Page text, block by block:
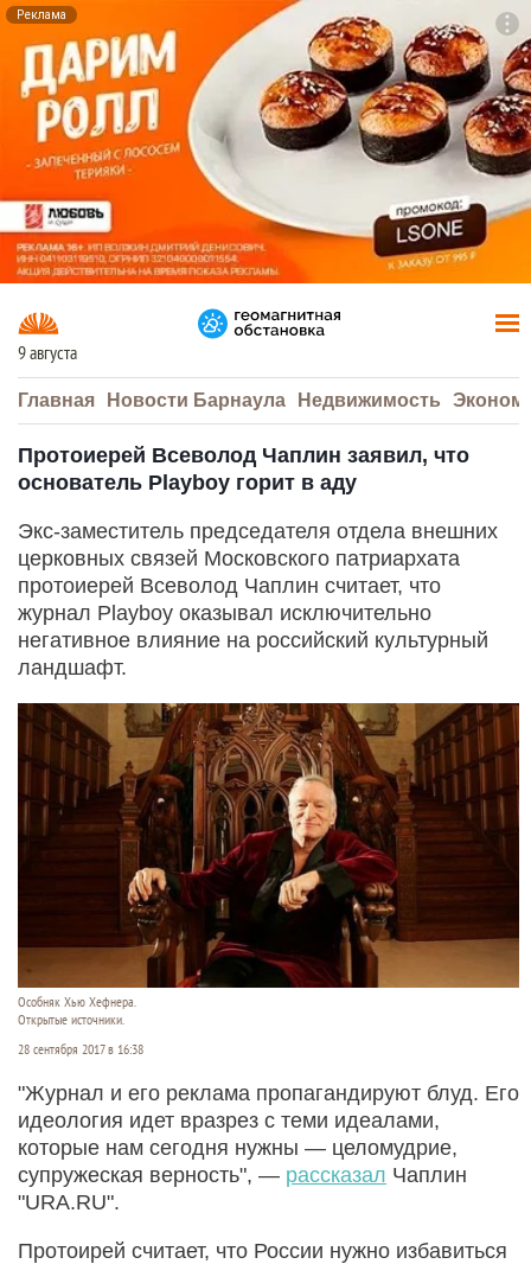
Реклама
9 августа
Главная Новости Барнаула Недвижимость
Протоиерей Всеволод Чаплин заявил, что
основатель Playboy горит в аду
Экс-заместитель председателя отдела внешних
церковных связей Московского патриархата
протоиерей Всеволод Чаплин считает, что
журнал Playboy оказывал исключительно
негативное влияние на российский культурный
ландшафт.
Особняк Хью Хефнера.
Открытые источники.
28 сентября 2017 в 16:38
"Журнал и его реклама пропагандируют блуд. Его
идеология идет вразрез с теми идеалами,
которые нам сегодня нужны — целомудрие,
супружеская верность", — рассказал Чаплин
"URA.RU".
Протоирей считает, что России нужно избавиться